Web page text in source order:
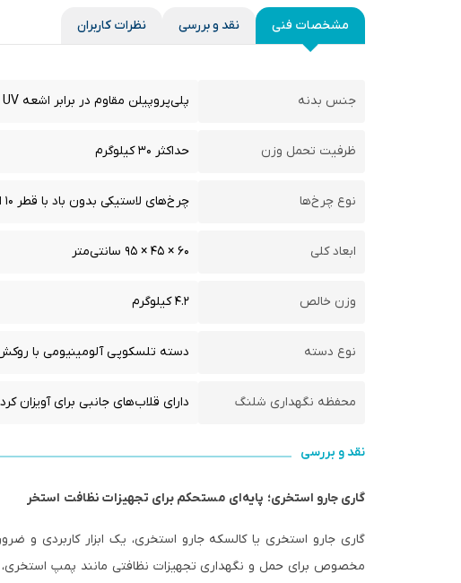
مشخصات فنی نقد و بررسی نظرات کاربران
جنس بدنه پلی‌پروپیلن مقاوم در برابر اشعه UV و مواد شیمیایی استخر
ظرفیت تحمل وزن حداکثر ۳۰ کیلوگرم
نوع چرخ‌ها چرخ‌های لاستیکی بدون باد با قطر ۱۰ اینچ و قابلیت قفل‌شدن
ابعاد کلی ۶۰ × ۴۵ × ۹۵ سانتی‌متر
وزن خالص ۴.۲ کیلوگرم
نوع دسته دسته تلسکوپی آلومینیومی با روکش
محفظه نگهداری شلنگ دارای قلاب‌های جانبی برای آویزان
نقد و بررسی
گاری جارو استخری؛ پایه‌ای مستحکم برای تجهیزات نظافت استخر
گاری جارو استخری یا کالسکه جارو استخری، یک ابزار کاربردی و
مخصوص برای حمل و نگهداری تجهیزات نظافتی مانند پمپ استخری،